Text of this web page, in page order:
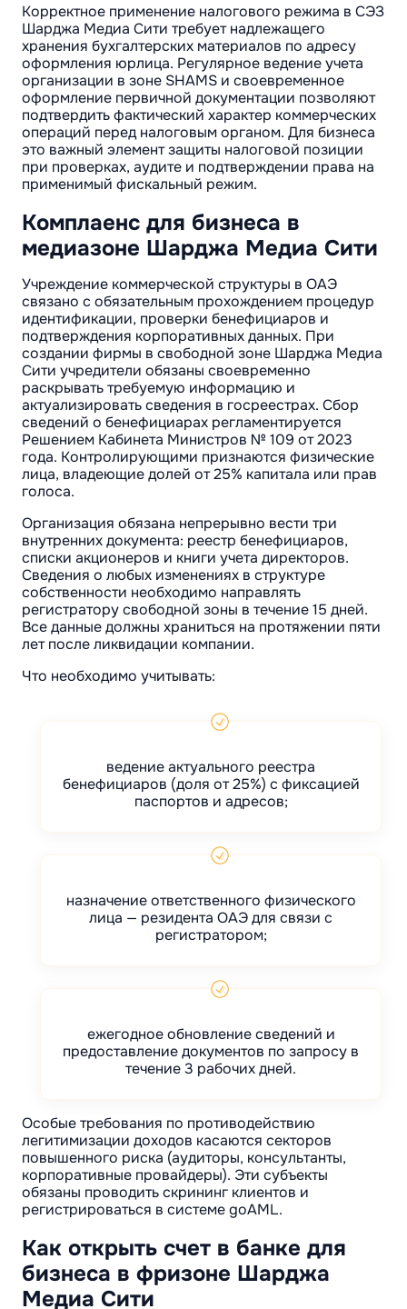
Корректное применение налогового режима в СЭЗ
Шарджа Медиа Сити требует надлежащего
хранения бухгалтерских материалов по адресу
оформления юрлица. Регулярное ведение учета
организации в зоне SHAMS и своевременное
оформление первичной документации позволяют
подтвердить фактический характер коммерческих
операций перед налоговым органом. Для бизнеса
это важный элемент защиты налоговой позиции
при проверках, аудите и подтверждении права на
применимый фискальный режим.
Комплаенс для бизнеса в
медиазоне Шарджа Медиа Сити
Учреждение коммерческой структуры в ОАЭ
связано с обязательным прохождением процедур
идентификации, проверки бенефициаров и
подтверждения корпоративных данных. При
создании фирмы в свободной зоне Шарджа Медиа
Сити учредители обязаны своевременно
раскрывать требуемую информацию и
актуализировать сведения в госреестрах. Сбор
сведений о бенефициарах регламентируется
Решением Кабинета Министров № 109 от 2023
года. Контролирующими признаются физические
лица, владеющие долей от 25% капитала или прав
голоса.
Организация обязана непрерывно вести три
внутренних документа: реестр бенефициаров,
списки акционеров и книги учета директоров.
Сведения о любых изменениях в структуре
собственности необходимо направлять
регистратору свободной зоны в течение 15 дней.
Все данные должны храниться на протяжении пяти
лет после ликвидации компании.
Что необходимо учитывать:
ведение актуального реестра
бенефициаров (доля от 25%) с фиксацией
паспортов и адресов;
назначение ответственного физического
лица — резидента ОАЭ для связи с
регистратором;
ежегодное обновление сведений и
предоставление документов по запросу в
течение 3 рабочих дней.
Особые требования по противодействию
легитимизации доходов касаются секторов
повышенного риска (аудиторы, консультанты,
корпоративные провайдеры). Эти субъекты
обязаны проводить скрининг клиентов и
регистрироваться в системе goAML.
Как открыть счет в банке для
бизнеса в фризоне Шарджа
Медиа Сити